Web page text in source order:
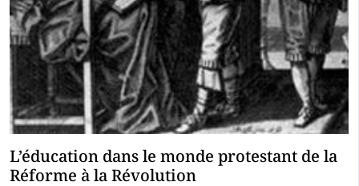
L’éducation dans le monde protestant de la
Réforme à la Révolution